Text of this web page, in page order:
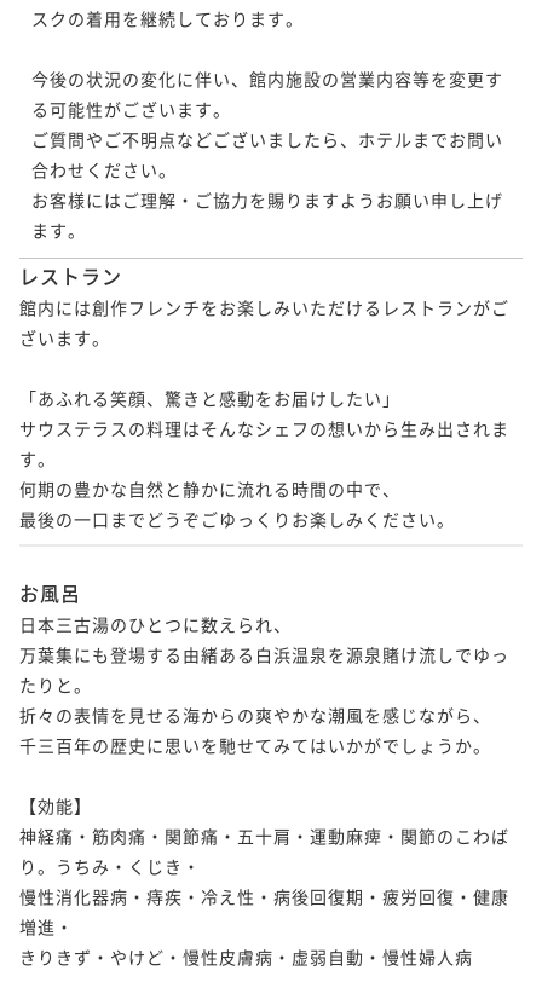
スクの着用を継続しております。
今後の状況の変化に伴い、館内施設の営業内容等を変更す
る可能性がございます。
ご質問やご不明点などございましたら、ホテルまでお問い
合わせください。
お客様にはご理解・ご協力を賜りますようお願い申し上げ
ます。
レストラン
館内には創作フレンチをお楽しみいただけるレストランがご
ざいます。
「あふれる笑顔、驚きと感動をお届けしたい」
サウステラスの料理はそんなシェフの想いから生み出されま
す。
何期の豊かな自然と静かに流れる時間の中で、
最後の一口までどうぞごゆっくりお楽しみください。
お風呂
日本三古湯のひとつに数えられ、
万葉集にも登場する由緒ある白浜温泉を源泉賭け流しでゆっ
たりと。
折々の表情を見せる海からの爽やかな潮風を感じながら、
千三百年の歴史に思いを馳せてみてはいかがでしょうか。
【効能】
神経痛・筋肉痛・関節痛・五十肩・運動麻痺・関節のこわば
り。うちみ・くじき・
慢性消化器病・痔疾・冷え性・病後回復期・疲労回復・健康
増進・
きりきず・やけど・慢性皮膚病・虚弱自動・慢性婦人病